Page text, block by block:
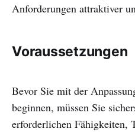
Anforderungen attraktiver
Voraussetzungen
Bevor Sie mit der
beginnen, müssen Sie
erforderlichen Fähigkeiten,